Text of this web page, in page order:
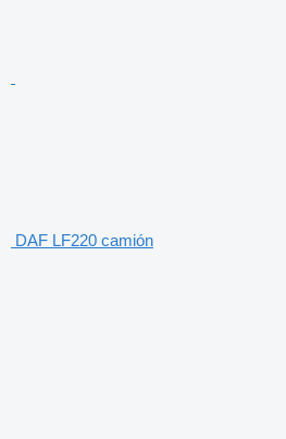
DAF LF220 camión